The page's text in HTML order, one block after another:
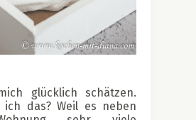
glücklich schätzen.
ich das? Weil es neben